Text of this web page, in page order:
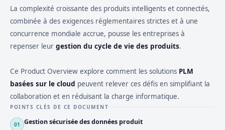
La complexité croissante des produits intelligents et connectés,
combinée à des exigences réglementaires strictes et à une
concurrence mondiale accrue, pousse les entreprises à
repenser leur gestion du cycle de vie des produits.
Ce Product Overview explore comment les solutions PLM
basées sur le cloud peuvent relever ces défis en simplifiant la
collaboration et en réduisant la charge informatique.
POINTS CLÉS DE CE DOCUMENT
01
Gestion sécurisée des données produit